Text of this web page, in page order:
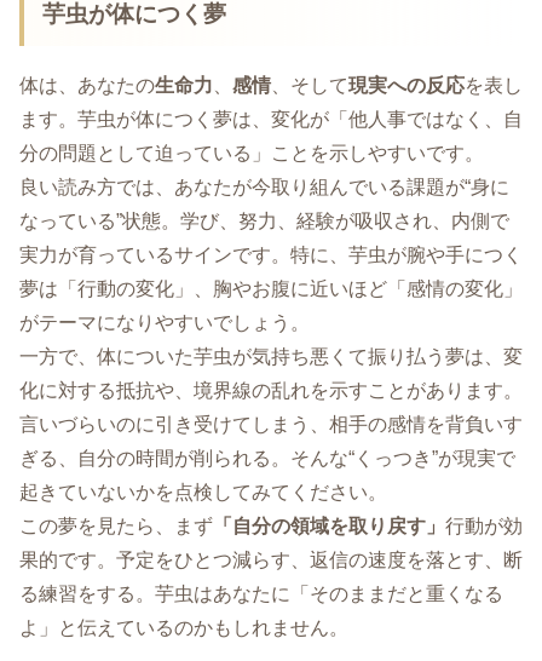
芋虫が体につく夢
体は、あなたの生命力 感情 、そして現実への反応を表し
ます。芋虫が体につく夢は、変化が「他人事ではなく、自
分の問題として迫っている」ことを示しやすいです。
良い読み方では、あなたが今取り組んでいる課題が“身に
なっている”状態。学び、努力、経験が吸収され、内側で
実力が育っているサインです。特に、芋虫が腕や手につく
夢は「行動の変化」、胸やお腹に近いほど「感情の変化」
がテーマになりやすいでしょう。
一方で、体についた芋虫が気持ち悪くて振り払う夢は、変
化に対する抵抗や、境界線の乱れを示すことがあります。
言いづらいのに引き受けてしまう、相手の感情を背負いす
ぎる、自分の時間が削られる。そんな“くっつき”が現実で
起きていないかを点検してみてください。
この夢を見たら、まず 「自分の領域を取り戻す」 行動が効
果的です。予定をひとつ減らす、返信の速度を落とす、断
る練習をする。芋虫はあなたに「そのままだと重くなる
よ」と伝えているのかもしれません。